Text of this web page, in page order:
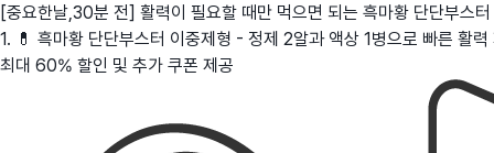
[중요한날,30분 전] 활력이 필요할 때만 먹으면 되는 흑마황 단단부스터
1. 💊 흑마황 단단부스터 이중제형 - 정제 2알과 액상 1병으로 빠른 활
최대 60% 할인 및 추가 쿠폰 제공